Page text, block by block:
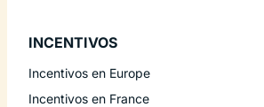
INCENTIVOS
Incentivos en Europe
Incentivos en France